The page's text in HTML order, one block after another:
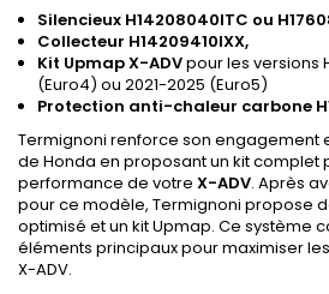
Silencieux H14208040ITC ou
Collecteur H14209410IXX,
Kit Upmap X-ADVpour les versions
(Euro4) ou 2021-2025 (Euro5)
Protection anti-chaleur carbone
Termignoni renforce son engagement
de Honda en proposant un kit complet
performance de votre X-ADV. Après
pour ce modèle, Termignoni propose
optimisé et un kit Upmap. Ce système
éléments principaux pour maximiser
X-ADV.